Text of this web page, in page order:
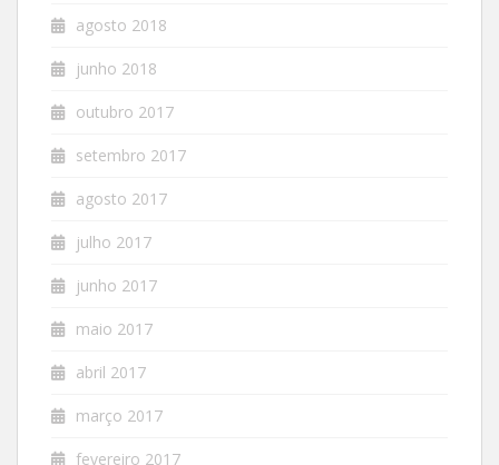
agosto 2018
junho 2018
outubro 2017
setembro 2017
agosto 2017
julho 2017
junho 2017
maio 2017
abril 2017
março 2017
fevereiro 2017